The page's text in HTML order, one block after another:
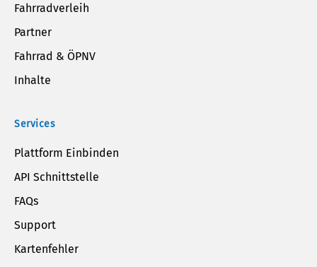
Fahrradverleih
Partner
Fahrrad & ÖPNV
Inhalte
Services
Plattform Einbinden
API Schnittstelle
FAQs
Support
Kartenfehler